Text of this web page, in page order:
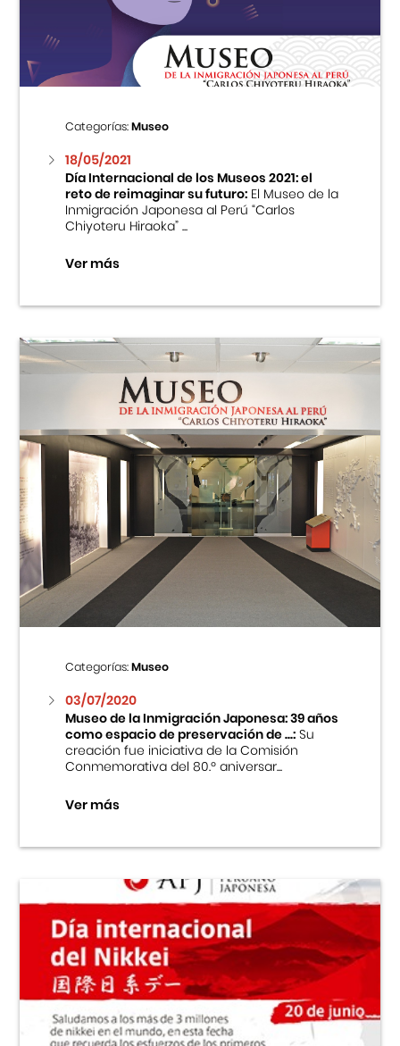
Centro Cultural Peruano Japonés
Cursos
Museo de la Inmigración Japonesa
Fondo Editorial
Teatro Peruano Japonés
Categorías:Museo
18/05/2021
Día Internacional de los Museos 2021: el
reto de reimaginar su futuro:El Museo de la
Inmigración Japonesa al Perú “Carlos
Chiyoteru Hiraoka” ...
Ver más
Categorías:Museo
03/07/2020
Museo de la Inmigración Japonesa: 39 años
como espacio de preservación de ...:Su
creación fue iniciativa de la Comisión
Conmemorativa del 80.º aniversar...
Ver más